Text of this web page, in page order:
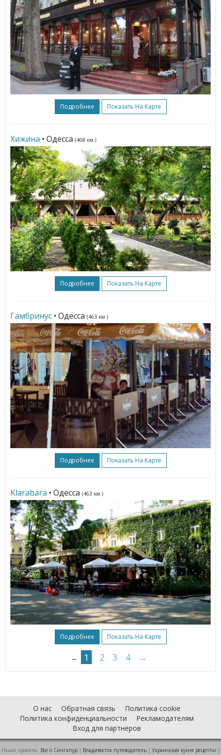
Подробнее Показать На Карте
Хижина • Одесса (468 км.)
Подробнее Показать На Карте
Гамбринус • Одесса (463 км.)
Подробнее Показать На Карте
Klarabara • Одесса (463 км.)
Подробнее Показать На Карте
← 1 2 3 4 →
О нас Обратная связь
Политика cookie
Политика конфиденциальности
Рекламодателям
Вход для партнеров
Наши проекты: Все о Cингапур| Владивосток путеводитель| Украинская кухня рецепты |